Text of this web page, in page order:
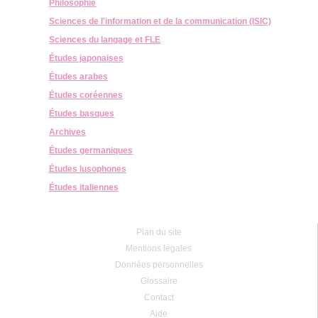
Philosophie
Sciences de l'information et de la communication (ISIC)
Sciences du langage et FLE
Études japonaises
Études arabes
Études coréennes
Études basques
Archives
Études germaniques
Études lusophones
Études italiennes
Plan du site
Mentions légales
Données personnelles
Glossaire
Contact
Aide